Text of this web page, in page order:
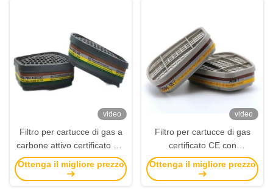
video
Filtro per cartucce di gas a
carbone attivo certificato CE
con collegamento a
baionetta per accessori per
Ottenga il migliore prezzo
video
Filtro per cartucce di gas
certificato CE con
collegamento a baionetta e
materiale a carbone attivo
Ottenga il migliore prezzo